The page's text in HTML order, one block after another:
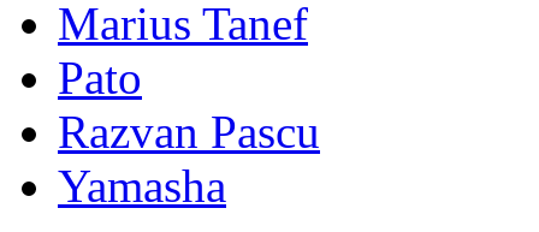
Marius Tanef
Pato
Razvan Pascu
Yamasha